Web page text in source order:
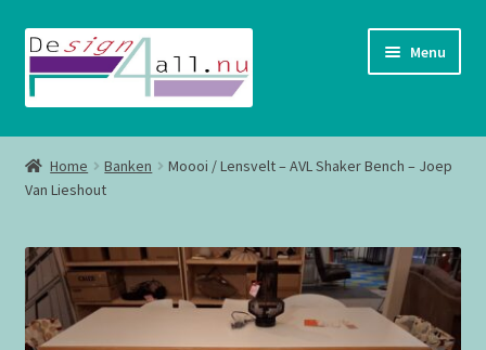
Ga
door
naar
Ga
naar
de
Menu
Shop
Contact
Home Banken
Moooi / Lensvelt – AVL Shaker Bench – Joep
Van Lieshout